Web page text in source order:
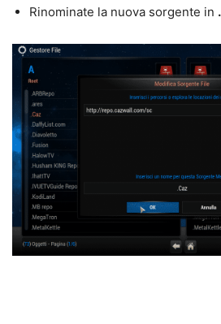
Rinominate la nuova sorgente in